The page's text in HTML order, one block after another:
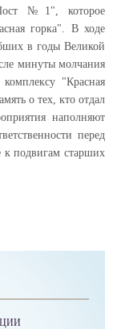
Пост №1", которое
горка". В ходе
в годы Великой
минуты молчания
"Красная
о тех, кто отдал
наполняют
перед
к подвигам старших